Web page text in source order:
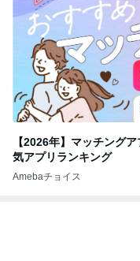
【2026年】マッチング
気アプリランキング
Amebaチョイス